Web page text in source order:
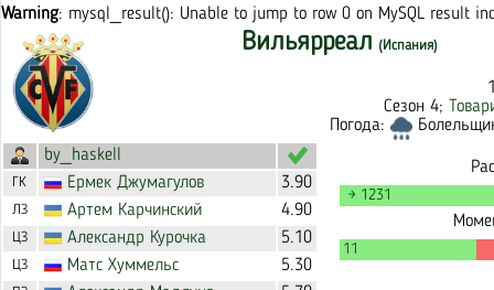
Warning: mysql_result(): Unable to jump to row 0 on MySQL result
Вильярреал (Испания)
Сезон 4;
Погода:
by_haskell
ГК Ермек Джумагулов 3.90
ЛЗ Артем Карчинский 4.90
ЦЗ Александр Курочка 5.10
ЦЗ Матс Хуммельс 5.30
→ 1231
11